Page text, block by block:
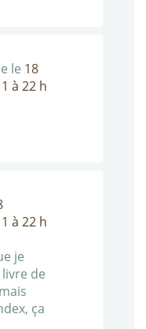
le 18
à 22 h
à 22 h
je
de
ça